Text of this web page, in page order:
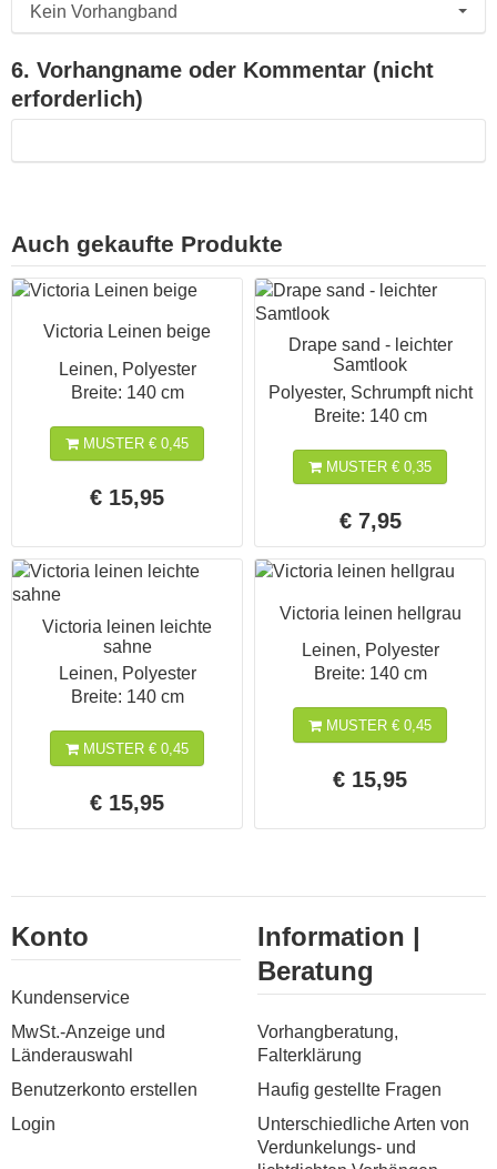
Kein Vorhangband
6. Vorhangname oder Kommentar (nicht
erforderlich)
Auch gekaufte Produkte
Victoria Leinen beige
Leinen, Polyester
Breite: 140 cm
MUSTER € 0,45
€ 15,95
Drape sand - leichter
Samtlook
Polyester, Schrumpft nicht
Breite: 140 cm
MUSTER € 0,35
€ 7,95
Victoria leinen leichte
sahne
Leinen, Polyester
Breite: 140 cm
MUSTER € 0,45
€ 15,95
Victoria leinen hellgrau
Leinen, Polyester
Breite: 140 cm
MUSTER € 0,45
€ 15,95
Konto
Kundenservice
MwSt.-Anzeige und
Länderauswahl
Benutzerkonto erstellen
Login
Information |
Beratung
Vorhangberatung,
Falterklärung
Haufig gestellte Fragen
Unterschiedliche Arten von
Verdunkelungs- und